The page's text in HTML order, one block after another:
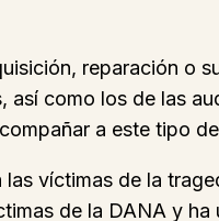
reparación o
como los de las
a este tipo
víctimas de la
de la DANA y